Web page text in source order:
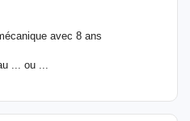
avec 8 ans
... ou ...